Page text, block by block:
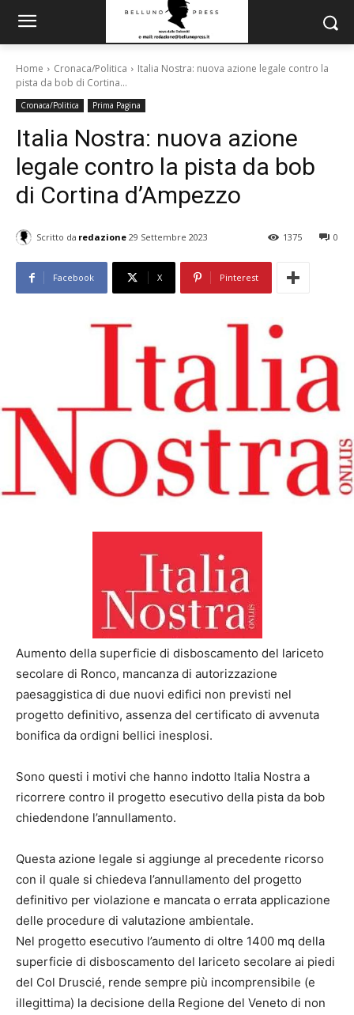
Home Cronaca/Politica
Italia Nostra: nuova azione legale contro la
pista da bob di Cortina...
Cronaca/Politica Prima Pagina
Italia Nostra: nuova azione
legale contro la pista da bob
di Cortina d’Ampezzo
Scritto da redazione 29 Settembre 2023 0
1375
Facebook X Pinterest
Aumento della superficie di disboscamento del lariceto
secolare di Ronco, mancanza di autorizzazione
paesaggistica di due nuovi edifici non previsti nel
progetto definitivo, assenza del certificato di avvenuta
bonifica da ordigni bellici inesplosi.
Sono questi i motivi che hanno indotto Italia Nostra a
ricorrere contro il progetto esecutivo della pista da bob
chiedendone l’annullamento.
Questa azione legale si aggiunge al precedente ricorso
con il quale si chiedeva l’annullamento del progetto
definitivo per violazione e mancata o errata applicazione
delle procedure di valutazione ambientale.
Nel progetto esecutivo l’aumento di oltre 1400 mq della
superficie di disboscamento del lariceto secolare ai piedi
del Col Druscié, rende sempre più incomprensibile (e
illegittima) la decisione della Regione del Veneto di non